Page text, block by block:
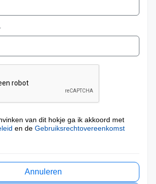
van dit hokje ga ik akkoord met
en de Gebruiksrechtovereenkomst
Annuleren